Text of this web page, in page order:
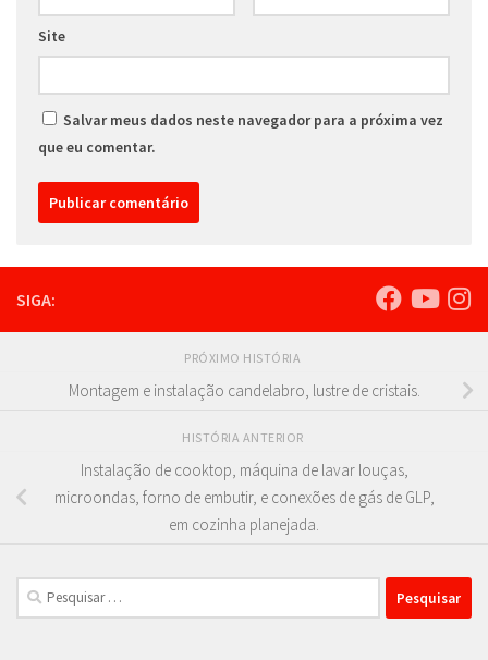
Site
Salvar meus dados neste navegador para a próxima vez
que eu comentar.
SIGA:
PRÓXIMO HISTÓRIA
Montagem e instalação candelabro, lustre de cristais.
HISTÓRIA ANTERIOR
Instalação de cooktop, máquina de lavar louças,
microondas, forno de embutir, e conexões de gás de GLP,
em cozinha planejada.
Pesquisar
por: